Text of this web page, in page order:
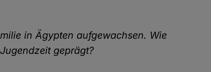
in Ägypten aufgewachsen. Wie
geprägt?